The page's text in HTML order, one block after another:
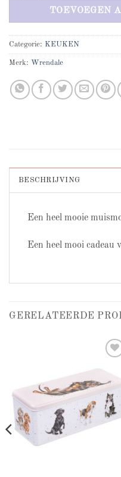
TOEVOEGEN
Categorie: KEUKEN
Merk: Wrendale
BESCHRIJVING
Een heel mooie
Een heel mooi cadeau
GERELATEERDE